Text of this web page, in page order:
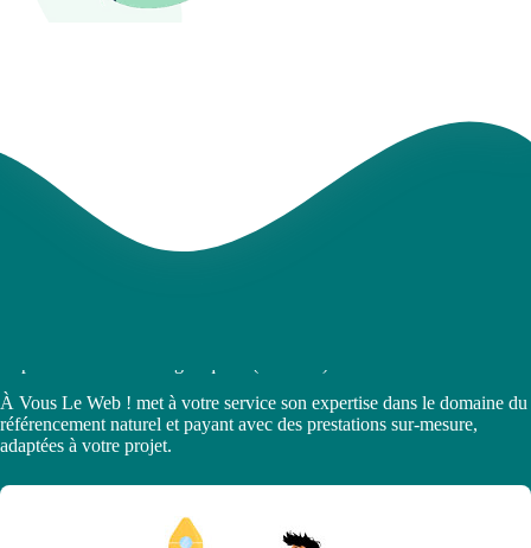
À Vous Le Web ! met à votre service son expertise dans le domaine du
référencement naturel et payant avec des prestations sur-mesure,
adaptées à votre projet.